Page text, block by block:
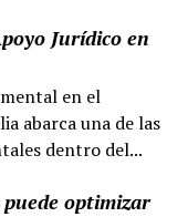
Jurídico en
en el
abarca una de las
dentro del...
optimizar